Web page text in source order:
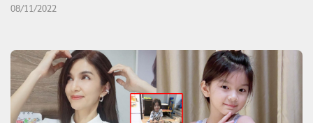
08/11/2022